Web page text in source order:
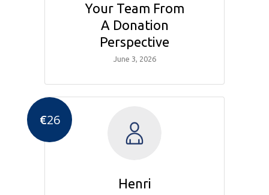
Your Team From
A Donation
Perspective
June 3, 2026
€26
Henri